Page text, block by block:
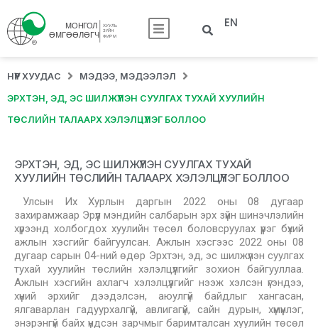
EN
НҮҮР ХУУДАС МЭДЭЭ, МЭДЭЭЛЭЛ
ЭРХТЭН, ЭД, ЭС ШИЛЖҮҮЛЭН СУУЛГАХ ТУХАЙ ХУУЛИЙН
ТӨСЛИЙН ТАЛААРХ ХЭЛЭЛЦҮҮЛЭГ БОЛЛОО
ЭРХТЭН, ЭД, ЭС ШИЛЖҮҮЛЭН СУУЛГАХ ТУХАЙ
ХУУЛИЙН ТӨСЛИЙН ТАЛААРХ ХЭЛЭЛЦҮҮЛЭГ БОЛЛОО
Улсын Их Хурлын даргын 2022 оны 08 дугаар
захирамжаар Эрүүл мэндийн салбарын эрх зүйн шинэчлэлийн
хүрээнд холбогдох хуулийн төсөл боловсруулах үүрэг бүхий
ажлын хэсгийг байгуулсан. Ажлын хэсгээс 2022 оны 08
дугаар сарын 04-ний өдөр Эрхтэн, эд, эс шилжүүлэн суулгах
тухай хуулийн төслийн хэлэлцүүлгийг зохион байгууллаа.
Ажлын хэсгийн ахлагч хэлэлцүүлгийг нээж хэлсэн үгэндээ,
хүний эрхийг дээдэлсэн, аюулгүй байдлыг хангасан,
ялгаварлан гадуурхалгүй, авлигагүй, сайн дурын, хүмүүнлэг,
энэрэнгүй байх үндсэн зарчмыг баримталсан хуулийн төсөл